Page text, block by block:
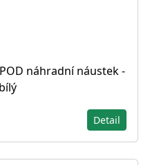
náhradní náustek -
bílý
Detail